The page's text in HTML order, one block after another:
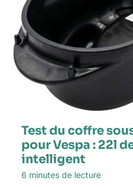
Test du coffre
pour Vespa : 22l
intelligent
6 minutes de lecture